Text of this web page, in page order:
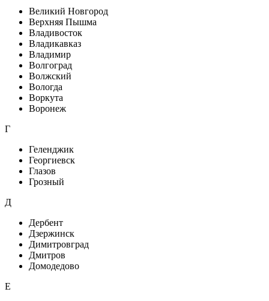
Великий Новгород
Верхняя Пышма
Владивосток
Владикавказ
Владимир
Волгоград
Волжский
Вологда
Воркута
Воронеж
Г
Геленджик
Георгиевск
Глазов
Грозный
Д
Дербент
Дзержинск
Димитровград
Дмитров
Домодедово
Е